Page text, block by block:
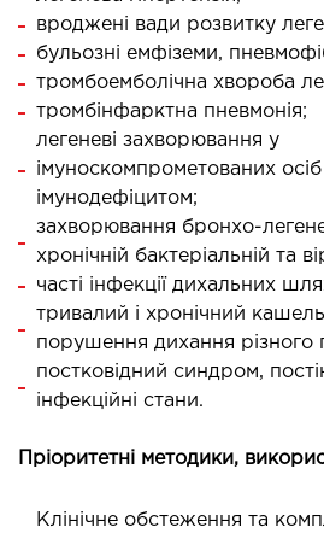
РЕЗОНАНСНА
(МРТ)
органів
залоз з імплантами
нейрохірургії
вроджені вади розвитку
бульозні емфіземи,
тромбоемболічна хвороба
тромбінфарктна пневмонія;
легеневі захворювання у
імуноскомпрометованих осіб
імунодефіцитом;
захворювання бронхо-
хронічній бактеріальній та
часті інфекції дихальних
тривалий і хронічний
порушення дихання різного
постковідний синдром,
інфекційні стани.
Пріоритетні методики,
Клінічне обстеження та